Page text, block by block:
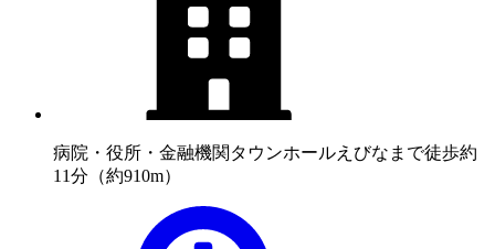
病院・役所・金融機関 タウンホールえびなまで徒歩約
11分（約910m）